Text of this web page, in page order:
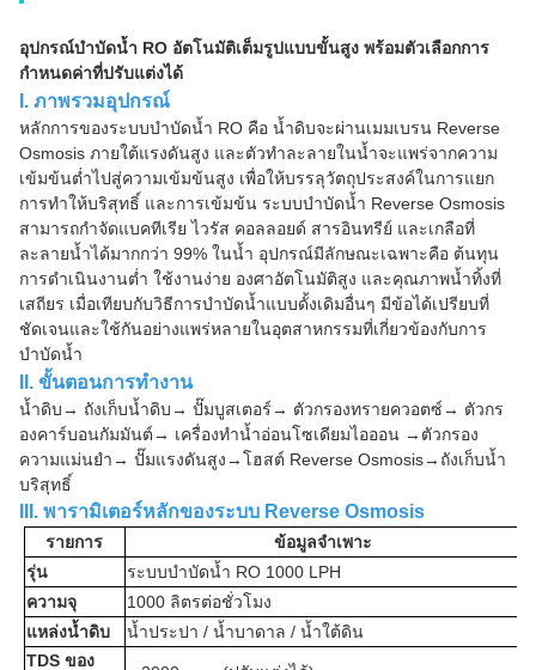
อุปกรณ์บำบัดน้ำ RO อัตโนมัติเต็มรูปแบบขั้นสูง พร้อมตัวเลือกการ
กำหนดค่าที่ปรับแต่งได้
I. ภาพรวมอุปกรณ์
หลักการของระบบบำบัดน้ำ RO คือ น้ำดิบจะผ่านเมมเบรน Reverse
Osmosis ภายใต้แรงดันสูง และตัวทำละลายในน้ำจะแพร่จากความ
เข้มข้นต่ำไปสู่ความเข้มข้นสูง เพื่อให้บรรลุวัตถุประสงค์ในการแยก
การทำให้บริสุทธิ์ และการเข้มข้น ระบบบำบัดน้ำ Reverse Osmosis
สามารถกำจัดแบคทีเรีย ไวรัส คอลลอยด์ สารอินทรีย์ และเกลือที่
ละลายน้ำได้มากกว่า 99% ในน้ำ อุปกรณ์มีลักษณะเฉพาะคือ ต้นทุน
การดำเนินงานต่ำ ใช้งานง่าย องศาอัตโนมัติสูง และคุณภาพน้ำทิ้งที่
เสถียร เมื่อเทียบกับวิธีการบำบัดน้ำแบบดั้งเดิมอื่นๆ มีข้อได้เปรียบที่
ชัดเจนและใช้กันอย่างแพร่หลายในอุตสาหกรรมที่เกี่ยวข้องกับการ
บำบัดน้ำ
II. ขั้นตอนการทำงาน
น้ำดิบ→ ถังเก็บน้ำดิบ→ ปั๊มบูสเตอร์→ ตัวกรองทรายควอตซ์→ ตัวกร
องคาร์บอนกัมมันต์→ เครื่องทำน้ำอ่อนโซเดียมไอออน →ตัวกรอง
ความแม่นยำ→ ปั๊มแรงดันสูง→โฮสต์ Reverse Osmosis→ถังเก็บน้ำ
บริสุทธิ์
III. พารามิเตอร์หลักของระบบ Reverse Osmosis
รายการ
ข้อมูลจำเพาะ
รุ่น
ระบบบำบัดน้ำ RO 1000 LPH
ความจุ
1000 ลิตรต่อชั่วโมง
แหล่งน้ำดิบ
น้ำประปา / น้ำบาดาล / น้ำใต้ดิน
TDS ของ